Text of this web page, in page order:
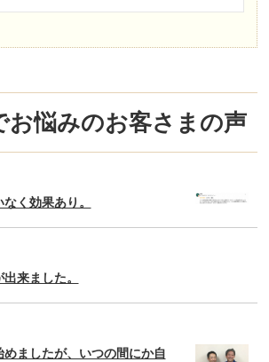
お悩みのお客さまの声
く効果あり。
来ました。
ましたが、いつの間にか自